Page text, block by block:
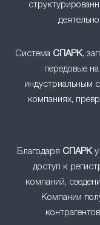
Система СПАРК,
передовые
индустриальным
компаниях,
Благодаря СПАРКу
доступ к
компаний,
Компании